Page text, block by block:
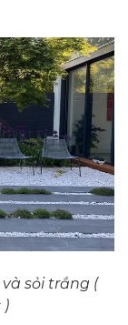
sỏi trắng (
)